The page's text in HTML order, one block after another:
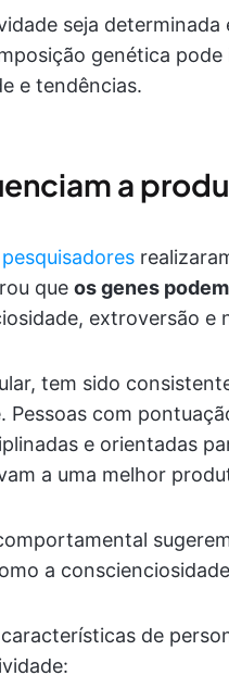
seja determinada
genética
e tendências.
a
que os genes
extroversão e
tem sido
Pessoas com
e orientadas
a uma melhor
a
de